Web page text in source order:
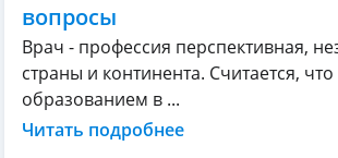
вопросы
Врач - профессия перспективная,
страны и континента. Считается, что
образованием в ...
Читать подробнее